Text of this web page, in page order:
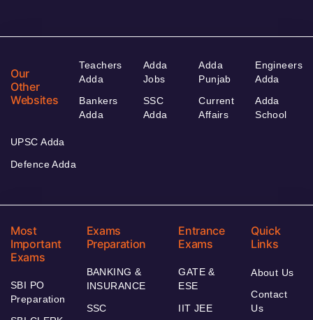
Our
Other
Websites
Teachers
Adda
Bankers
Adda
Adda
Jobs
SSC
Adda
Adda
Punjab
Current
Affairs
Engineers
Adda
Adda
School
UPSC Adda
Defence Adda
Most
Important
Exams
SBI PO
Preparation
Exams
Preparation
BANKING &
INSURANCE
SSC
Entrance
Exams
GATE &
ESE
IIT JEE
Quick
Links
About Us
Contact
Us